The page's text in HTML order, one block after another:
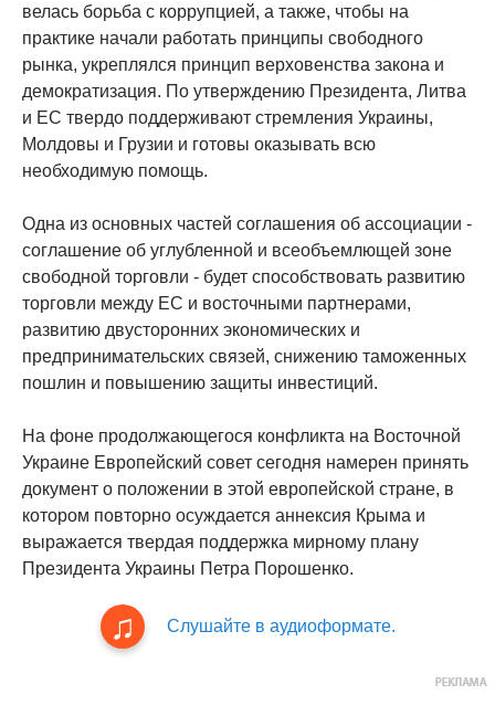
велась борьба с коррупцией, а также, чтобы на
практике начали работать принципы свободного
рынка, укреплялся принцип верховенства закона и
демократизация. По утверждению Президента, Литва
и ЕС твердо поддерживают стремления Украины,
Молдовы и Грузии и готовы оказывать всю
необходимую помощь.
Одна из основных частей соглашения об ассоциации -
соглашение об углубленной и всеобъемлющей зоне
свободной торговли - будет способствовать развитию
торговли между ЕС и восточными партнерами,
развитию двусторонних экономических и
предпринимательских связей, снижению таможенных
пошлин и повышению защиты инвестиций.
На фоне продолжающегося конфликта на Восточной
Украине Европейский совет сегодня намерен принять
документ о положении в этой европейской стране, в
котором повторно осуждается аннексия Крыма и
выражается твердая поддержка мирному плану
Президента Украины Петра Порошенко.
Слушайте в аудиоформате.